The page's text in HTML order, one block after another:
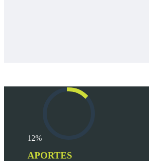
12%
APORTES